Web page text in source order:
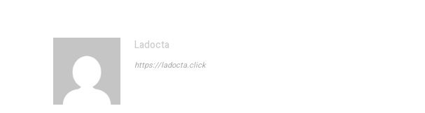
Ladocta
https://ladocta.click